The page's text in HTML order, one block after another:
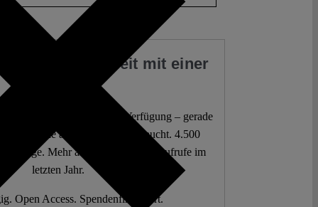
Sie unsere Arbeit mit einer
Analysen frei zur Verfügung – gerade
sie am dringendsten braucht. 4.500
Beiträge. Mehr als fünf Millionen Aufrufe im
letzten Jahr.
Open Access. Spendenfinanziert.